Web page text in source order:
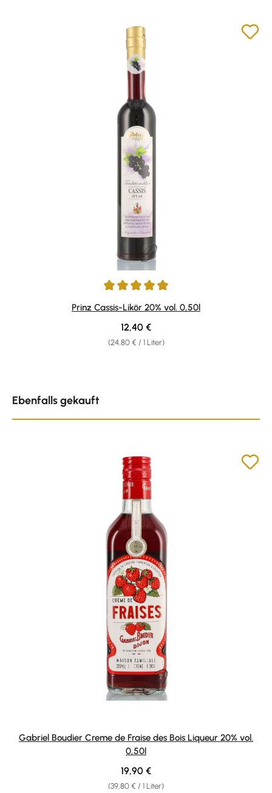
Durchschnittliche Bewertung von 4.89 von 5 Sternen
Prinz Cassis-Likör 20% vol. 0,50l
(24,80 € / 1 Liter)
Regulärer Preis:
12,40 €
Ebenfalls gekauft
Gabriel Boudier Creme de Fraise des Bois Liqueur 20% vol.
0,50l
(39,80 € / 1 Liter)
Regulärer Preis:
19,90 €